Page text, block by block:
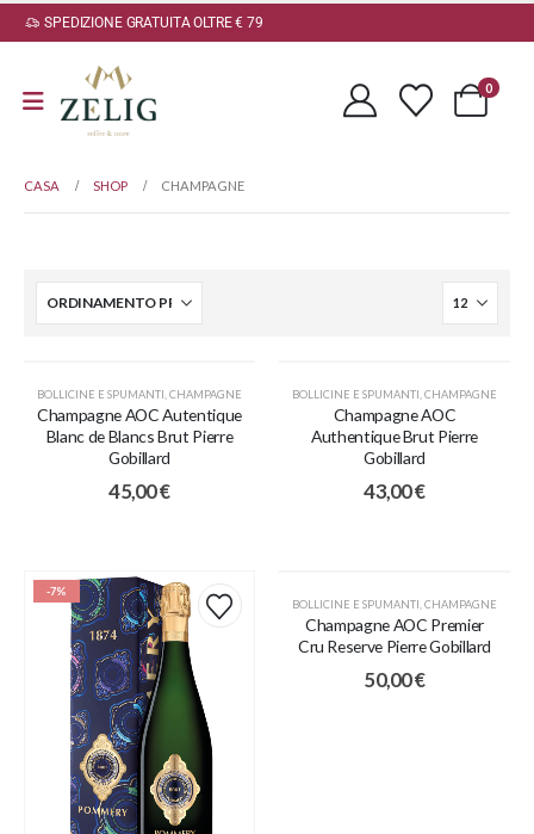
SPEDIZIONE GRATUITA OLTRE € 79
0
CASA SHOP CHAMPAGNE
BOLLICINE E SPUMANTI CHAMPAGNE
Champagne AOC Autentique
Blanc de Blancs Brut Pierre
Gobillard
45,00€
BOLLICINE E SPUMANTI CHAMPAGNE
Champagne AOC
Authentique Brut Pierre
Gobillard
43,00€
-7%
BOLLICINE E SPUMANTI CHAMPAGNE
Champagne AOC Premier
Cru Reserve Pierre Gobillard
50,00€